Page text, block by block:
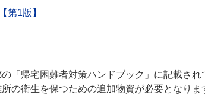
第1版】
「帰宅困難者対策ハンドブック」に記載され
の衛生を保つための追加物資が必要となりま